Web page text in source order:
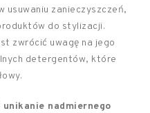
usuwaniu zanieczyszczeń,
do stylizacji.
zwrócić uwagę na jego
detergentów, które
unikanie nadmiernego